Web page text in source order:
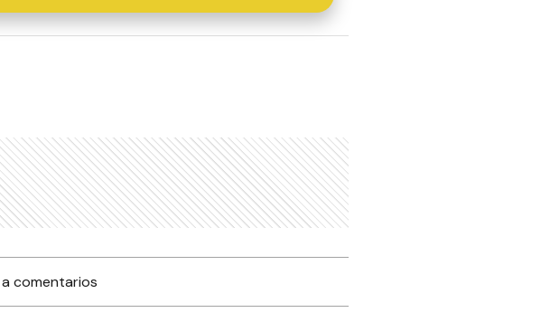
comentarios